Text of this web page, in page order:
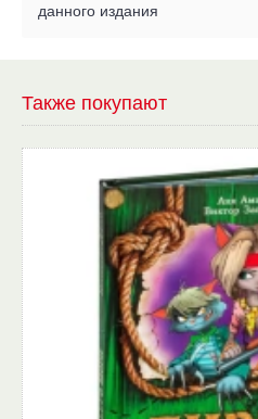
данного издания
Также покупают